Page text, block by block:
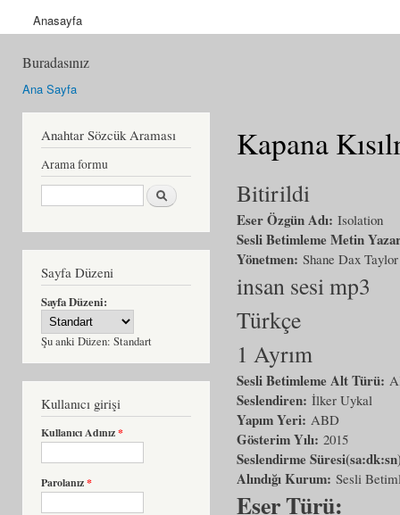
Anasayfa
Buradasınız
Ana Sayfa
Anahtar Sözcük Araması
Arama formu
Ara
Sayfa Düzeni
Sayfa Düzeni:
Şu anki Düzen: Standart
Kullanıcı girişi
Kullanıcı Adınız*
Parolanız*
Kapana
Bitirildi
Eser Özgün Adı: Isolation
Sesli Betimleme Metin
Yönetmen: Shane Dax Taylor
insan sesi mp3
Türkçe
1 Ayrım
Sesli Betimleme Alt Türü:
Seslendiren: İlker Uykal
Yapım Yeri: ABD
Gösterim Yılı: 2015
Seslendirme
Alındığı Kurum: Sesli
Eser Türü: